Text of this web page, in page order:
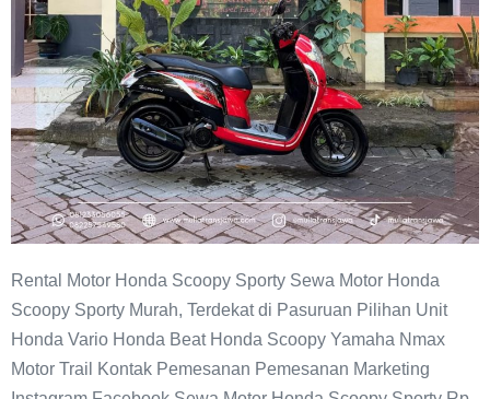
Rental Motor Honda Scoopy Sporty Sewa Motor Honda
Scoopy Sporty Murah, Terdekat di Pasuruan Pilihan Unit
Honda Vario Honda Beat Honda Scoopy Yamaha Nmax
Motor Trail Kontak Pemesanan Pemesanan Marketing